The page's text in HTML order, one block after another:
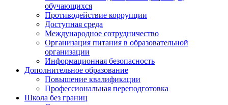
обучающихся
Противодействие коррупции
Доступная среда
Международное сотрудничество
Организация питания в образовательной
организации
Информационная безопасность
Дополнительное образование
Повышение квалификации
Профессиональная переподготовка
Школа без границ